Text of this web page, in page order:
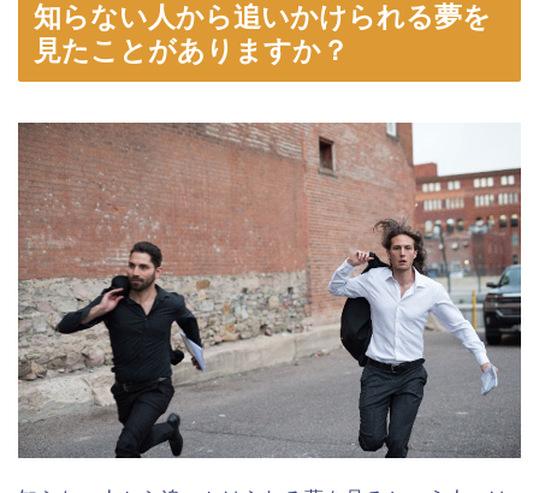
知らない人から追いかけられる夢を
見たことがありますか？